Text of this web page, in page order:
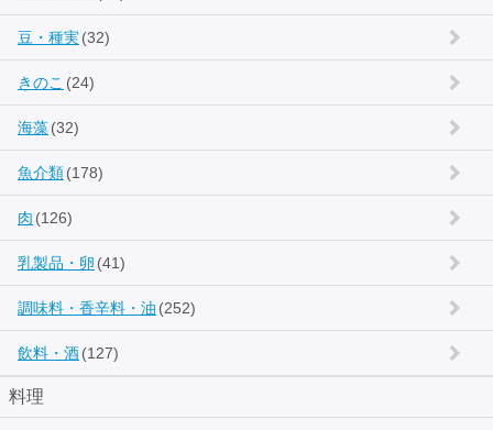
豆・種実(32)
きのこ (24)
海藻(32)
魚介類(178)
肉 (126)
乳製品・卵 (41)
調味料・香辛料・油 (252)
飲料・酒(127)
料理